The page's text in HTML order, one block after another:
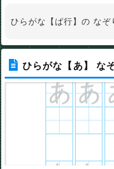
ひらがな【ぱ行】の なぞ
ひらがな【あ】 な